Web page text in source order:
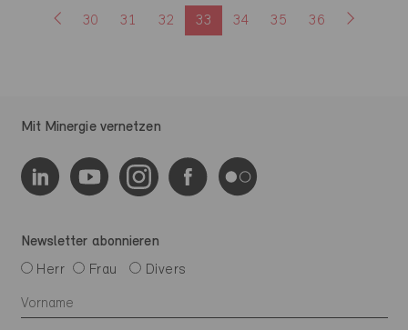
30 31 32 33 34 35 36
Mit Minergie vernetzen
Newsletter abonnieren
Herr
Frau Divers